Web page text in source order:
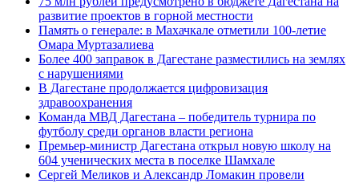
развитие проектов в горной местности
Память о генерале: в Махачкале отметили 100-летие
Омара Муртазалиева
Более 400 заправок в Дагестане разместились на землях
с нарушениями
В Дагестане продолжается цифровизация
здравоохранения
Команда МВД Дагестана – победитель турнира по
футболу среди органов власти региона
Премьер-министр Дагестана открыл новую школу на
604 ученических места в поселке Шамхале
Сергей Меликов и Александр Ломакин провели